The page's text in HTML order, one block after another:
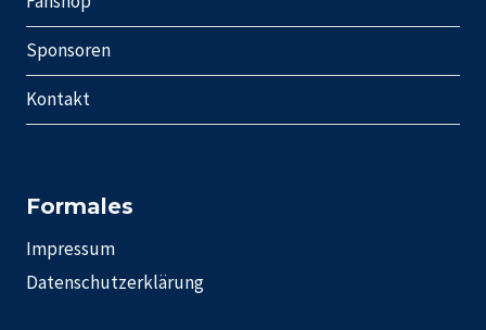
Sponsoren
Kontakt
Formales
Impressum
Datenschutzerklärung